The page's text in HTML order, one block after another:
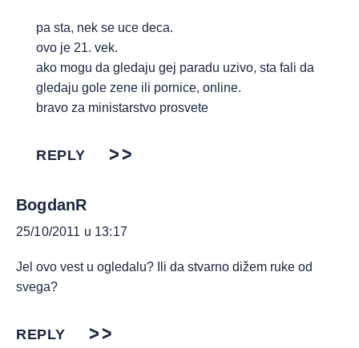
pa sta, nek se uce deca.
ovo je 21. vek.
ako mogu da gledaju gej paradu uzivo, sta fali da
gledaju gole zene ili pornice, online.
bravo za ministarstvo prosvete
REPLY
BogdanR
25/10/2011 u 13:17
Jel ovo vest u ogledalu? Ili da stvarno dižem ruke od
svega?
REPLY